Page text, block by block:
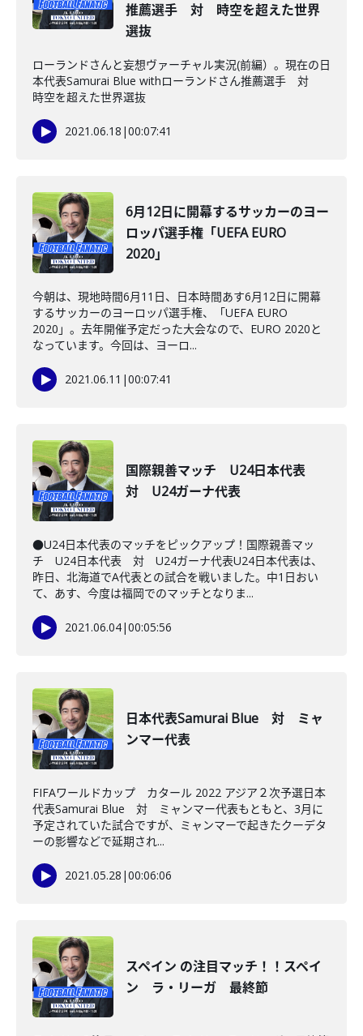
推薦選手 対 時空を超えた世界
選抜
ローランドさんと妄想ヴァーチャル実況(前編）。現在の日
本代表Samurai Blue withローランドさん推薦選手 対
時空を超えた世界選抜
2021.06.18 |00:07:41
6月12日に開幕するサッカーのヨー
ロッパ選手権「UEFA EURO
2020」
今朝は、現地時間6月11日、日本時間あす6月12日に開幕
するサッカーのヨーロッパ選手権、「UEFA EURO
2020」。去年開催予定だった大会なので、EURO 2020と
なっています。今回は、ヨーロ...
2021.06.11 |00:07:41
国際親善マッチ U24日本代表
対 U24ガーナ代表
●U24日本代表のマッチをピックアップ！国際親善マッ
チ U24日本代表 対 U24ガーナ代表U24日本代表は、
昨日、北海道でA代表との試合を戦いました。中1日おい
て、あす、今度は福岡でのマッチとなりま...
2021.06.04|00:05:56
日本代表Samurai Blue 対 ミャ
ンマー代表
FIFAワールドカップ カタール 2022 アジア２次予選日本
代表Samurai Blue 対 ミャンマー代表もともと、3月に
予定されていた試合ですが、ミャンマーで起きたクーデタ
ーの影響などで延期され...
2021.05.28 |00:06:06
スペイン の注目マッチ！！スペイ
ン ラ・リーガ 最終節